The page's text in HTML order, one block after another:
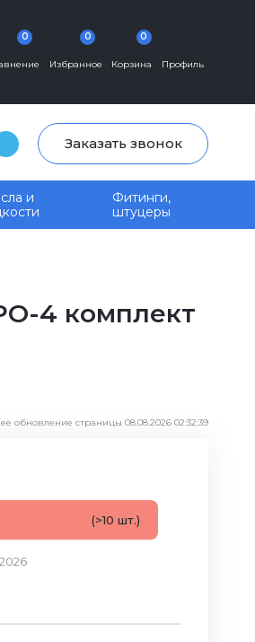
0
Избранное
0
Корзина
0
Профиль
Заказать звонок
и
Фитинги,
штуцеры
4 комплект
обновление страницы 08.08.2026 02:32:39
(>10 шт.)